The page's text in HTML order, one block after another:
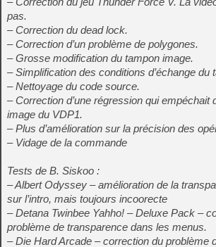
pas.
– Correction du dead lock.
– Correction d’un problème de polygones.
– Grosse modification du tampon image.
– Simplification des conditions d’échange du
– Nettoyage du code source.
– Correction d’une régression qui empéchait
image du VDP1.
– Plus d’amélioration sur la précision des
– Vidage de la commande
Tests de B. Siskoo :
– Albert Odyssey – amélioration de la
sur l’intro, mais toujours incoorecte
– Detana Twinbee Yahho! – Deluxe Pack –
problème de transparence dans les menus.
– Die Hard Arcade – correction du problème